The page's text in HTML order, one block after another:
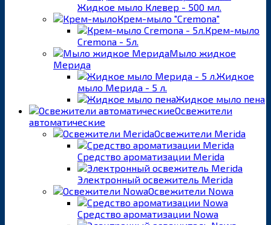
Жидкое мыло Клевер - 500 мл.
Крем-мыло "Cremona"
Крем-мыло
Cremona - 5л.
Мыло жидкое
Мерида
Жидкое
мыло Мерида - 5 л.
Жидкое мыло пена
Освежители
автоматические
Освежители Merida
Средство ароматизации Merida
Электронный освежитель Merida
Освежители Nowa
Средство ароматизации Nowa